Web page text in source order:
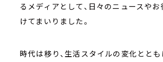
るメディアとして、日々のニュースや
けてまいりました。
時代は移り、生活スタイルの変化とと